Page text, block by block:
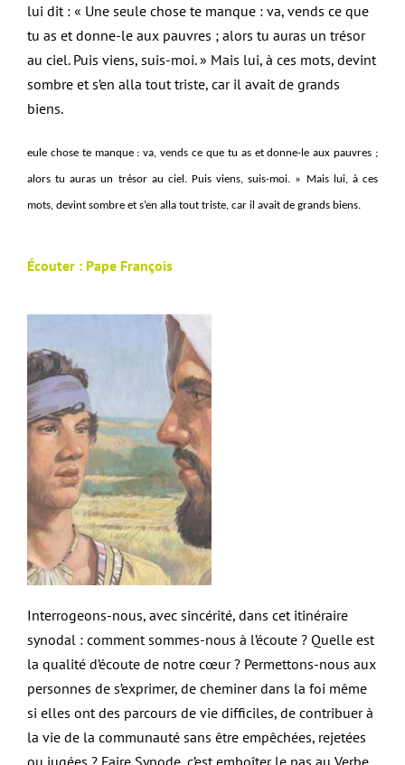
lui dit : « Une seule chose te manque : va, vends ce que
tu as et donne-le aux pauvres ; alors tu auras un trésor
au ciel. Puis viens, suis-moi. » Mais lui, à ces mots, devint
sombre et s’en alla tout triste, car il avait de grands
biens.
eule chose te manque : va, vends ce que tu as et donne-le aux pauvres ;
alors tu auras un trésor au ciel. Puis viens, suis-moi. » Mais lui, à ces
mots, devint sombre et s’en alla tout triste, car il avait de grands biens.
Écouter : Pape François
Interrogeons-nous, avec sincérité, dans cet itinéraire
synodal : comment sommes-nous à l’écoute ? Quelle est
la qualité d’écoute de notre cœur ? Permettons-nous aux
personnes de s’exprimer, de cheminer dans la foi même
si elles ont des parcours de vie difficiles, de contribuer à
la vie de la communauté sans être empêchées, rejetées
ou jugées ? Faire Synode, c’est emboîter le pas au Verbe